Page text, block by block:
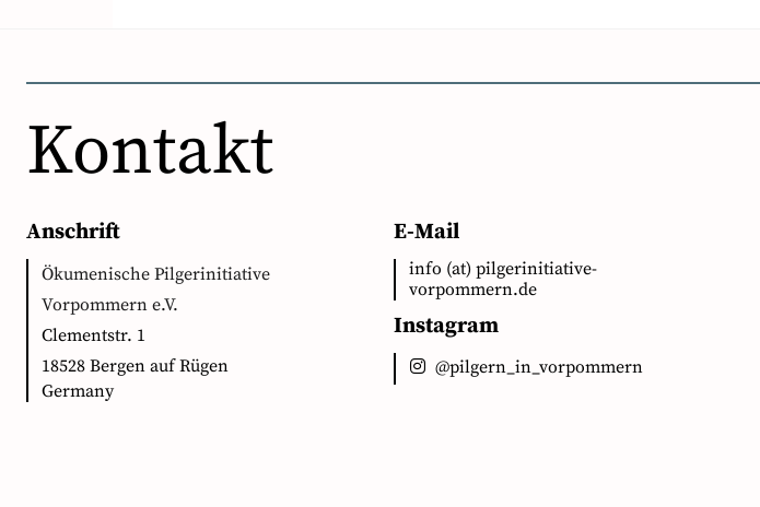
Kontakt
Anschrift
Ökumenische Pilgerinitiative
Vorpommern e.V.
Clementstr. 1
18528 Bergen auf Rügen
Germany
E-Mail
info (at) pilgerinitiative-
vorpommern.de
Instagram
@pilgern_in_vorpommern